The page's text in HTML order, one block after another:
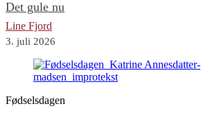
Det gule nu
Line Fjord
3. juli 2026
Fødselsdagen